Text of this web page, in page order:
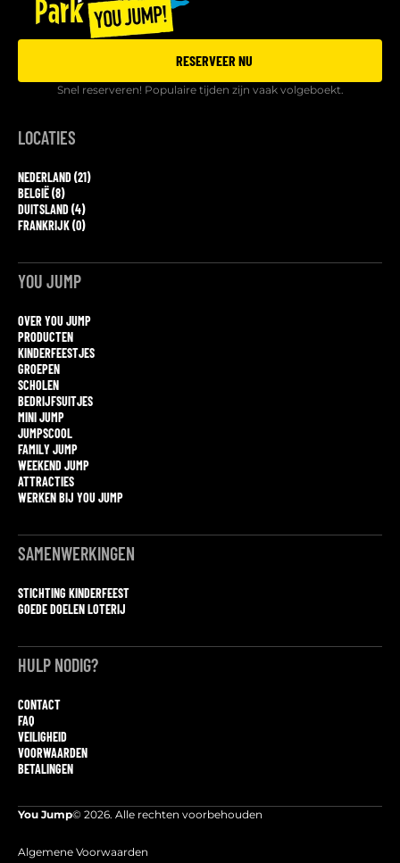
RESERVEER NU
Snel reserveren! Populaire tijden zijn vaak volgeboekt.
LOCATIES
NEDERLAND (21)
BELGIË (8)
DUITSLAND (4)
FRANKRIJK (0)
YOU JUMP
OVER YOU JUMP
PRODUCTEN
KINDERFEESTJES
GROEPEN
SCHOLEN
BEDRIJFSUITJES
MINI JUMP
JUMPSCOOL
FAMILY JUMP
WEEKEND JUMP
ATTRACTIES
WERKEN BIJ YOU JUMP
SAMENWERKINGEN
STICHTING KINDERFEEST
GOEDE DOELEN LOTERIJ
HULP NODIG?
CONTACT
FAQ
VEILIGHEID
VOORWAARDEN
BETALINGEN
You Jump© 2026. Alle rechten voorbehouden
Algemene Voorwaarden